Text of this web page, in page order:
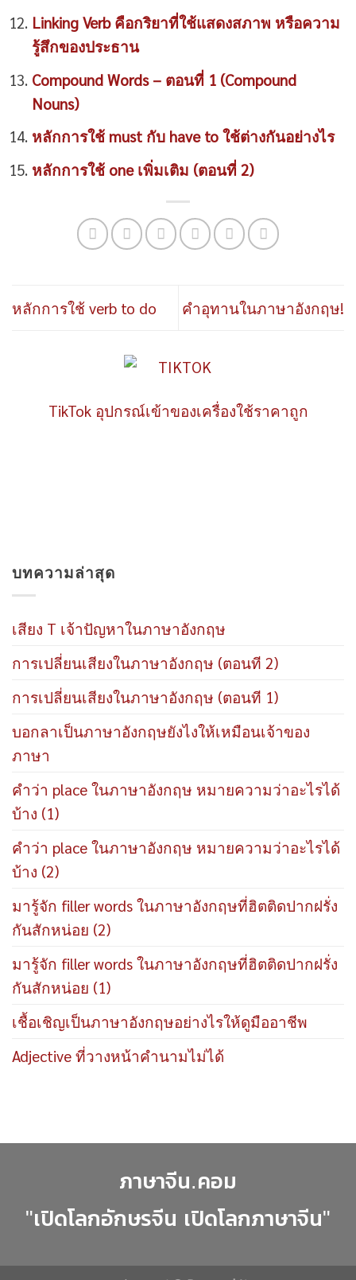
Linking Verb คือกริยาที่ใช้แสดงสภาพ หรือความ
รู้สึกของประธาน
Compound Words – ตอนที่ 1 (Compound
Nouns)
หลักการใช้ must กับ have to ใช้ต่างกันอย่างไร
หลักการใช้ one เพิ่มเติม (ตอนที่ 2)
หลักการใช้ verb to do คำอุทานในภาษาอังกฤษ!
TikTok อุปกรณ์เข้าของเครื่องใช้ราคาถูก
บทความล่าสุด
เสียง T เจ้าปัญหาในภาษาอังกฤษ
การเปลี่ยนเสียงในภาษาอังกฤษ (ตอนที 2)
การเปลี่ยนเสียงในภาษาอังกฤษ (ตอนที 1)
บอกลาเป็นภาษาอังกฤษยังไงให้เหมือนเจ้าของ
ภาษา
คำว่า place ในภาษาอังกฤษ หมายความว่าอะไรได้
บ้าง (1)
คำว่า place ในภาษาอังกฤษ หมายความว่าอะไรได้
บ้าง (2)
มารู้จัก filler words ในภาษาอังกฤษที่ฮิตติดปากฝรั่ง
กันสักหน่อย (2)
มารู้จัก filler words ในภาษาอังกฤษที่ฮิตติดปากฝรั่ง
กันสักหน่อย (1)
เชื้อเชิญเป็นภาษาอังกฤษอย่างไรให้ดูมืออาชีพ
Adjective ที่วางหน้าคำนามไม่ได้
ภาษาจีน.คอม
"เปิดโลกอักษรจีน เปิดโลกภาษาจีน"